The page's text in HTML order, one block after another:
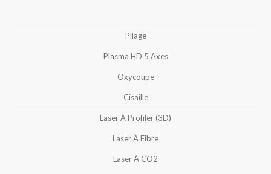
Pliage
Plasma HD 5 Axes
Oxycoupe
Cisaille
Laser À Profiler (3D)
Laser À Fibre
Laser À CO2